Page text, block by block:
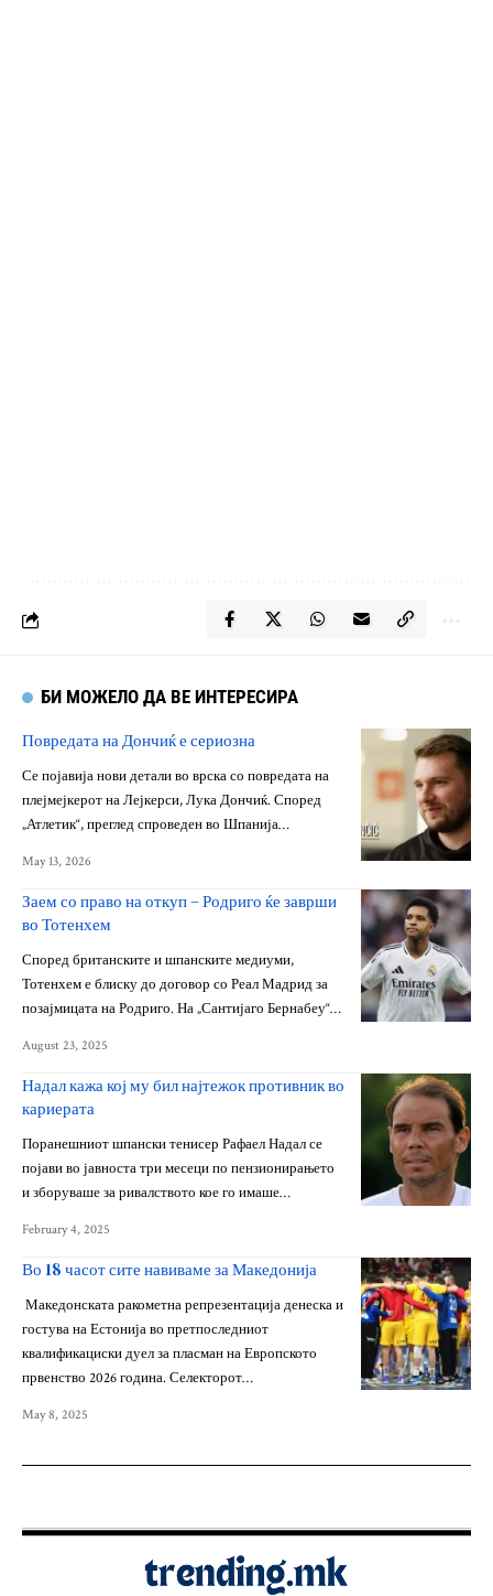
БИ МОЖЕЛО ДА ВЕ ИНТЕРЕСИРА
Повредата на Дончиќ е сериозна
Се појавија нови детали во врска со повредата на
плејмејкерот на Лејкерси, Лука Дончиќ. Според
„Атлетик“, преглед спроведен во Шпанија…
May 13, 2026
Заем со право на откуп – Родриго ќе заврши
во Тотенхем
Според британските и шпанските медиуми,
Тотенхем е блиску до договор со Реал Мадрид за
позајмицата на Родриго. На „Сантијаго Бернабеу“…
August 23, 2025
Надал кажа кој му бил најтежок противник во
кариерата
Поранешниот шпански тенисер Рафаел Надал се
појави во јавноста три месеци по пензионирањето
и зборуваше за ривалството кое го имаше…
February 4, 2025
Во 18 часот сите навиваме за Македонија
Македонската ракометна репрезентација денеска и
гостува на Естонија во претпоследниот
квалификациски дуел за пласман на Европското
првенство 2026 година. Селекторот…
May 8, 2025